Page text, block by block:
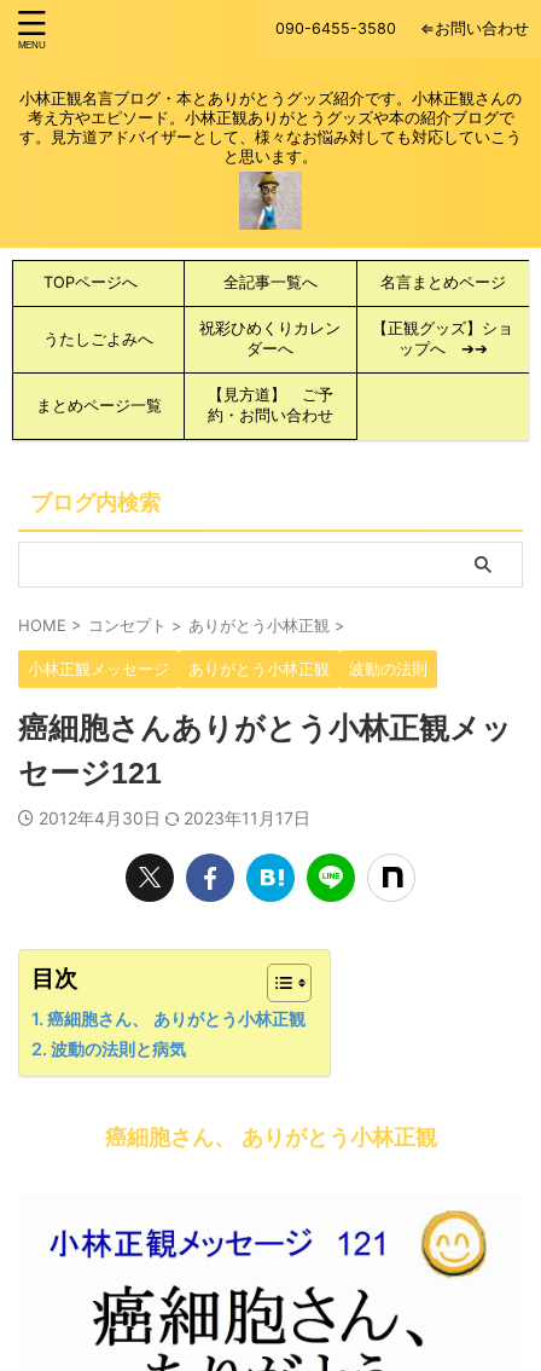
090-6455-3580 ⇐お問い合わせ
小林正観名言ブログ・本とありがとうグッズ紹介です。小林正観さんの
考え方やエピソード。小林正観ありがとうグッズや本の紹介ブログで
す。見方道アドバイザーとして、様々なお悩み対しても対応していこう
と思います。
TOPページへ 全記事一覧へ 名言まとめページ
うたしごよみへ
祝彩ひめくりカレン
ダーへ
【正観グッズ】ショ
ップへ ➔➔
まとめページ一覧
【見方道】 ご予
約・お問い合わせ
ブログ内検索
HOME > コンセプト > ありがとう小林正観 >
小林正観メッセージ ありがとう小林正観 波動の法則
癌細胞さんありがとう小林正観メッ
セージ121
2012年4月30日 2023年11月17日
目次
癌細胞さん、 ありがとう小林正観
波動の法則と病気
癌細胞さん、 ありがとう小林正観